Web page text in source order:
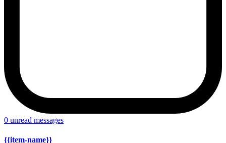
0 unread messages
{{item-name}}